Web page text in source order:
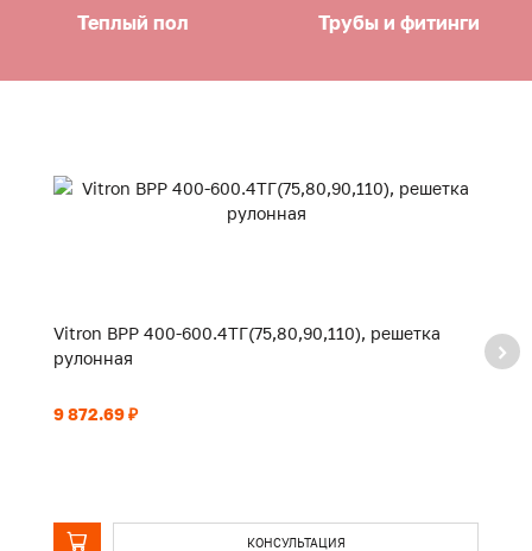
Теплый пол Трубы и фитинги
Vitron ВРР 400-600.4ТГ(75,80,90,110), решетка
рулонная
9 872.69 ₽
КОНСУЛЬТАЦИЯ